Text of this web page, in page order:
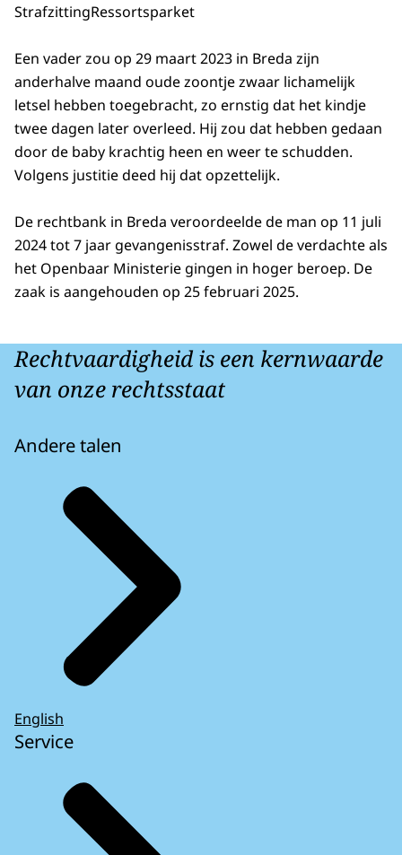
StrafzittingRessortsparket
Een vader zou op 29 maart 2023 in Breda zijn
anderhalve maand oude zoontje zwaar lichamelijk
letsel hebben toegebracht, zo ernstig dat het kindje
twee dagen later overleed. Hij zou dat hebben gedaan
door de baby krachtig heen en weer te schudden.
Volgens justitie deed hij dat opzettelijk.
De rechtbank in Breda veroordeelde de man op 11 juli
2024 tot 7 jaar gevangenisstraf. Zowel de verdachte als
het Openbaar Ministerie gingen in hoger beroep. De
zaak is aangehouden op 25 februari 2025.
Rechtvaardigheid is een kernwaarde
van onze rechtsstaat
Andere talen
English
Service